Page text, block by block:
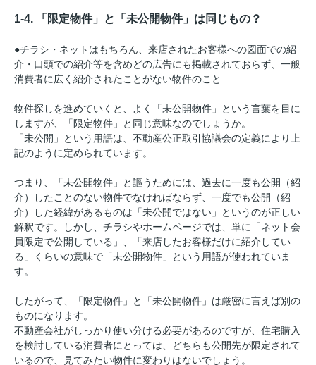
1-4. 「限定物件」と「未公開物件」は同じもの？
●チラシ・ネットはもちろん、来店されたお客様への図面での紹
介・口頭での紹介等を含めどの広告にも掲載されておらず、一般
消費者に広く紹介されたことがない物件のこと
物件探しを進めていくと、よく「未公開物件」という言葉を目に
しますが、「限定物件」と同じ意味なのでしょうか。
「未公開」という用語は、不動産公正取引協議会の定義により上
記のように定められています。
つまり、「未公開物件」と謳うためには、過去に一度も公開（紹
介）したことのない物件でなければならず、一度でも公開（紹
介）した経緯があるものは「未公開ではない」というのが正しい
解釈です。しかし、チラシやホームページでは、単に「ネット会
員限定で公開している」、「来店したお客様だけに紹介してい
る」くらいの意味で「未公開物件」という用語が使われていま
す。
したがって、「限定物件」と「未公開物件」は厳密に言えば別の
ものになります。
不動産会社がしっかり使い分ける必要があるのですが、住宅購入
を検討している消費者にとっては、どちらも公開先が限定されて
いるので、見てみたい物件に変わりはないでしょう。